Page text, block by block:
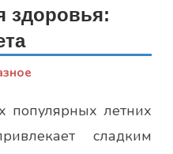
здоровья:
летних
сладким